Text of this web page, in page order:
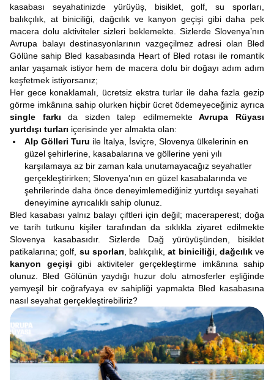
kasabası seyahatinizde yürüyüş, bisiklet, golf, su sporları,
balıkçılık, at biniciliği, dağcılık ve kanyon geçişi gibi daha pek
macera dolu aktiviteler sizleri beklemekte. Sizlerde Slovenya’nın
Avrupa balayı destinasyonlarının vazgeçilmez adresi olan Bled
Gölüne sahip Bled kasabasında Heart of Bled rotası ile romantik
anlar yaşamak istiyor hem de macera dolu bir doğayı adım adım
keşfetmek istiyorsanız;
Her gece konaklamalı, ücretsiz ekstra turlar ile daha fazla gezip
görme imkânına sahip olurken hiçbir ücret ödemeyeceğiniz ayrıca
single farkı da sizden talep edilmemekteAvrupa Rüyası
yurtdışı turları içerisinde yer almakta olan:
Alp Gölleri Turu ile İtalya, İsviçre, Slovenya ülkelerinin en
güzel şehirlerine, kasabalarına ve göllerine yeni yılı
karşılamaya az bir zaman kala unutamayacağız seyahatler
gerçekleştirirken; Slovenya’nın en güzel kasabalarında ve
şehrilerinde daha önce deneyimlemediğiniz yurtdışı seyahati
deneyimine ayrıcalıklı sahip olunuz.
Bled kasabası yalnız balayı çiftleri için değil; maceraperest; doğa
ve tarih tutkunu kişiler tarafından da sıklıkla ziyaret edilmekte
Slovenya kasabasıdır. Sizlerde Dağ yürüyüşünden, bisiklet
patikalarına; golf, su sporları , balıkçılık,at biniciliği dağcılıkve
kanyon geçişi gibi aktiviteler gerçekleştirme imkânına sahip
olunuz. Bled Gölünün yaydığı huzur dolu atmosferler eşliğinde
yemyeşil bir coğrafyaya ev sahipliği yapmakta Bled kasabasına
nasıl seyahat gerçekleştirebiliriz?